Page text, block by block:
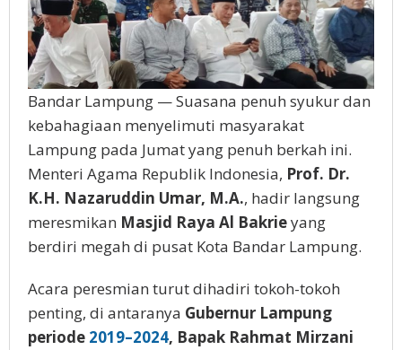
Bandar Lampung — Suasana penuh syukur dan
kebahagiaan menyelimuti masyarakat
Lampung pada Jumat yang penuh berkah ini.
Menteri Agama Republik Indonesia, Prof. Dr.
K.H. Nazaruddin Umar, M.A., hadir langsung
meresmikan Masjid Raya Al Bakrieyang
berdiri megah di pusat Kota Bandar Lampung.
Acara peresmian turut dihadiri tokoh-tokoh
penting, di antaranya Gubernur Lampung
periode 2019–2024, Bapak Rahmat Mirzani